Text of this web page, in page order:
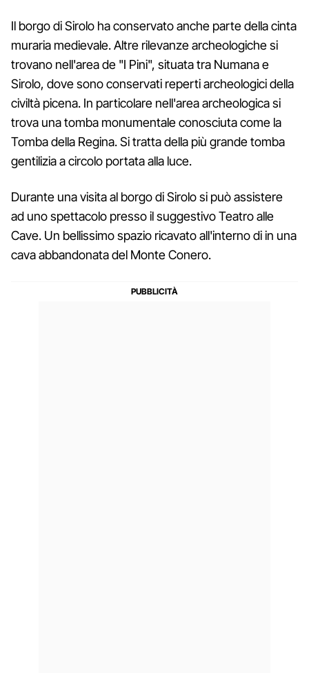
Il borgo di Sirolo ha conservato anche parte della cinta
muraria medievale. Altre rilevanze archeologiche si
trovano nell'area de "I Pini", situata tra Numana e
Sirolo, dove sono conservati reperti archeologici della
civiltà picena. In particolare nell'area archeologica si
trova una tomba monumentale conosciuta come la
Tomba della Regina. Si tratta della più grande tomba
gentilizia a circolo portata alla luce.
Durante una visita al borgo di Sirolo si può assistere
ad uno spettacolo presso il suggestivo Teatro alle
Cave. Un bellissimo spazio ricavato all'interno di in una
cava abbandonata del Monte Conero.